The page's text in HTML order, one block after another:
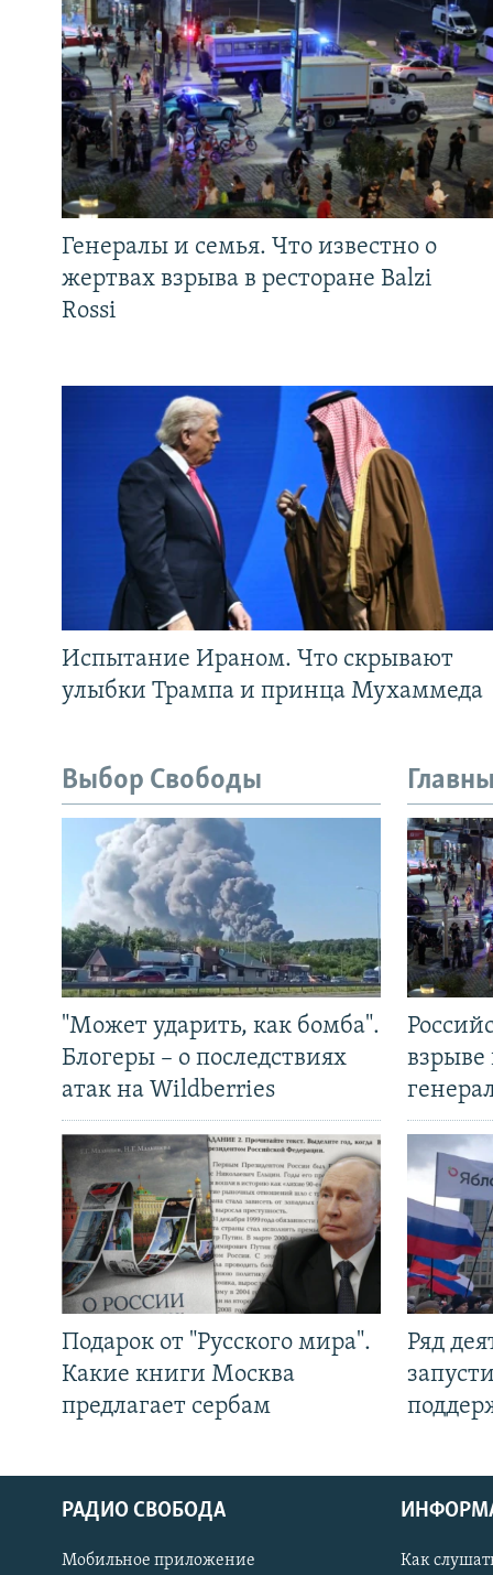
СОЦИАЛЬНЫЕ СЕТИ
Генералы и семья. Что известно о
жертвах взрыва в ресторане Balzi
Rossi
Испытание Ираном. Что скрывают
улыбки Трампа и принца Мухаммеда
Выбор Свободы
"Может ударить, как бомба".
Блогеры – о последствиях
атак на Wildberries
Подарок от "Русского мира".
Какие книги Москва
предлагает сербам
взрыве
Ряд
РАДИО СВОБОДА
Мобильное приложение Как